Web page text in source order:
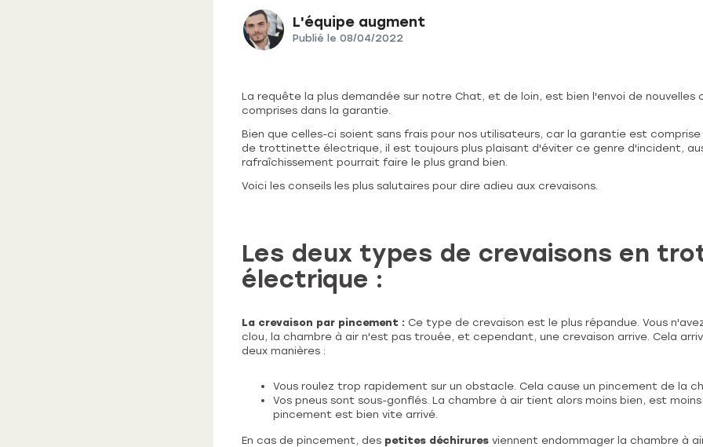
L'équipe augment
Publié le 08/04/2022
La requête la plus demandée sur notre Chat, et de loin, est bien l'envoi de nouvelles
comprises dans la garantie.
Bien que celles-ci soient sans frais pour nos utilisateurs, car la garantie est
de trottinette électrique, il est toujours plus plaisant d'éviter ce genre d'incident,
rafraîchissement pourrait faire le plus grand bien.
Voici les conseils les plus salutaires pour dire adieu aux crevaisons.
Les deux types de crevaisons en
électrique :
La crevaison par pincement : Ce type de crevaison est le plus répandue. Vous
clou, la chambre à air n'est pas trouée, et cependant, une crevaison arrive. Cela
deux manières :
Vous roulez trop rapidement sur un obstacle. Cela cause un pincement de la
Vos pneus sont sous-gonflés. La chambre à air tient alors moins bien, est
pincement est bien vite arrivé.
En cas de pincement, des petites déchirures viennent endommager la chambre à